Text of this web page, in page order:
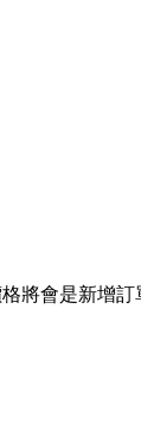
將會是新增訂